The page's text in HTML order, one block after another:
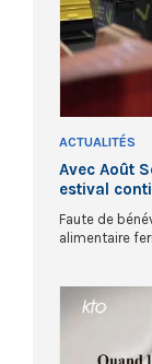
ACTUALITÉS
Avec Août
estival
Faute de
alimentaire